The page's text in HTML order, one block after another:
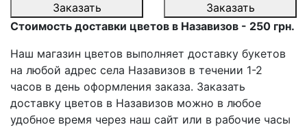
Заказать
Заказать
Стоимость доставки цветов в Назавизов - 250 грн.
Наш магазин цветов выполняет доставку букетов
на любой адрес села Назавизов в течении 1-2
часов в день оформления заказа. Заказать
доставку цветов в Назавизов можно в любое
удобное время через наш сайт или в рабочие часы